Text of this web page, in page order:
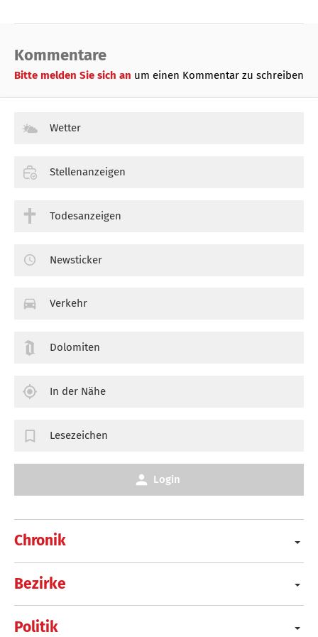
Kommentare
Bitte melden Sie sich an um einen Kommentar zu schreiben
Chronik
Bezirke
Politik
Wetter
Stellenanzeigen
Todesanzeigen
Newsticker
Verkehr
Dolomiten
In der Nähe
Lesezeichen
Login